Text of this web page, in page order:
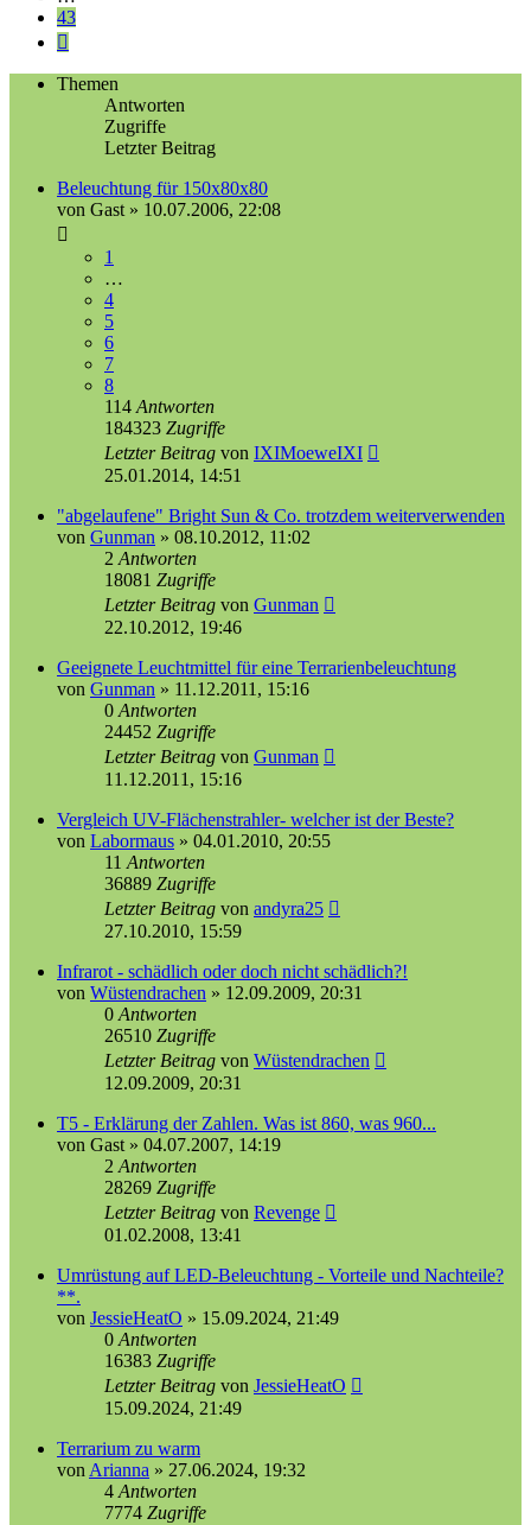
43
Nächste
Themen
Antworten
Zugriffe
Letzter Beitrag
Beleuchtung für 150x80x80
von Gast » 10.07.2006, 22:08
1
…
4
5
6
7
8
114 Antworten
184323 Zugriffe
Letzter Beitrag von IXIMoeweIXI
25.01.2014, 14:51
"abgelaufene" Bright Sun & Co. trotzdem weiterverwenden
von Gunman » 08.10.2012, 11:02
2 Antworten
18081 Zugriffe
Letzter Beitrag von Gunman
22.10.2012, 19:46
Geeignete Leuchtmittel für eine Terrarienbeleuchtung
von Gunman » 11.12.2011, 15:16
0 Antworten
24452 Zugriffe
Letzter Beitrag von Gunman
11.12.2011, 15:16
Vergleich UV-Flächenstrahler- welcher ist der Beste?
von Labormaus » 04.01.2010, 20:55
11 Antworten
36889 Zugriffe
Letzter Beitrag von andyra25
27.10.2010, 15:59
Infrarot - schädlich oder doch nicht schädlich?!
von Wüstendrachen » 12.09.2009, 20:31
0 Antworten
26510 Zugriffe
Letzter Beitrag von Wüstendrachen
12.09.2009, 20:31
T5 - Erklärung der Zahlen. Was ist 860, was 960...
von Gast » 04.07.2007, 14:19
2 Antworten
28269 Zugriffe
Letzter Beitrag von Revenge
01.02.2008, 13:41
Umrüstung auf LED-Beleuchtung - Vorteile und Nachteile?
**.
von JessieHeatO » 15.09.2024, 21:49
0 Antworten
16383 Zugriffe
Letzter Beitrag von JessieHeatO
15.09.2024, 21:49
Terrarium zu warm
von Arianna » 27.06.2024, 19:32
4 Antworten
7774 Zugriffe